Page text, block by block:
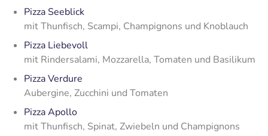
Pizza Seeblick
mit Thunfisch, Scampi, Champignons und Knoblauch
Pizza Liebevoll
mit Rindersalami, Mozzarella, Tomaten und Basilikum
Pizza Verdure
Aubergine, Zucchini und Tomaten
Pizza Apollo
mit Thunfisch, Spinat, Zwiebeln und Champignons